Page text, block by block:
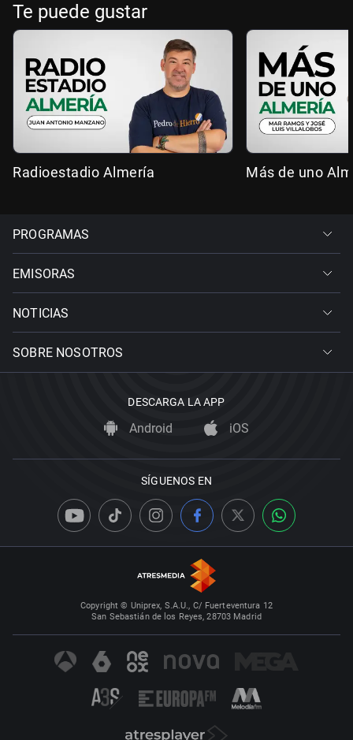
Te puede gustar
Radioestadio Almería Más de uno
PROGRAMAS
EMISORAS
NOTICIAS
SOBRE NOSOTROS
DESCARGA LA APP
Android iOS
SÍGUENOS EN
Copyright © Uniprex, S.A.U., C/ Fuerteventura 12
San Sebastián de los Reyes, 28703 Madrid